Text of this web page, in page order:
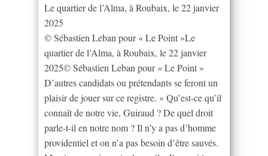
Le quartier de l’Alma, à Roubaix, le 22 janvier
2025
© Sébastien Leban pour « Le Point »Le
quartier de l’Alma, à Roubaix, le 22 janvier
2025© Sébastien Leban pour « Le Point »
D’autres candidats ou prétendants se feront un
plaisir de jouer sur ce registre. « Qu’est-ce qu’il
connaît de notre vie, Guiraud ? De quel droit
parle-t-il en notre nom ? Il n’y a pas d’homme
providentiel et on n’a pas besoin d’être sauvés.